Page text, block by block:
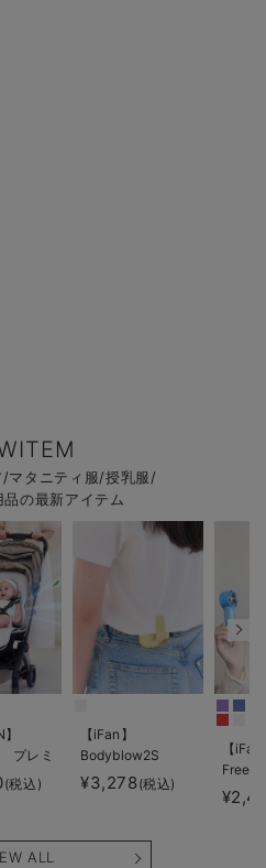
/マタニティ服/授乳服/
の最新アイテム
プレミ
(税込)
【iFan】
Bodyblow2S
¥3,278(税込)
【
Freeze
ALL